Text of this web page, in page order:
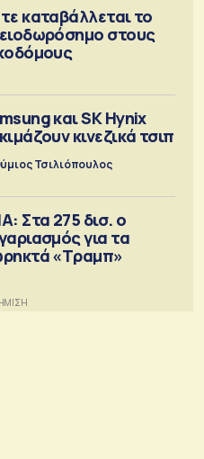
καταβάλλεται το
στους
και SK Hynix
κινεζικά τσιπ
Τσιλιόπουλος
Στα 275 δισ. ο
για τα
«Τραμπ»